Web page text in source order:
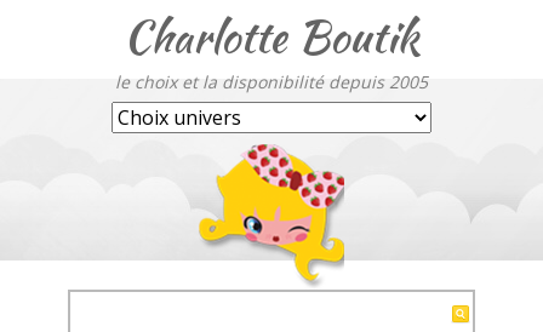
Charlotte Boutik
le choix et la disponibilité depuis 2005